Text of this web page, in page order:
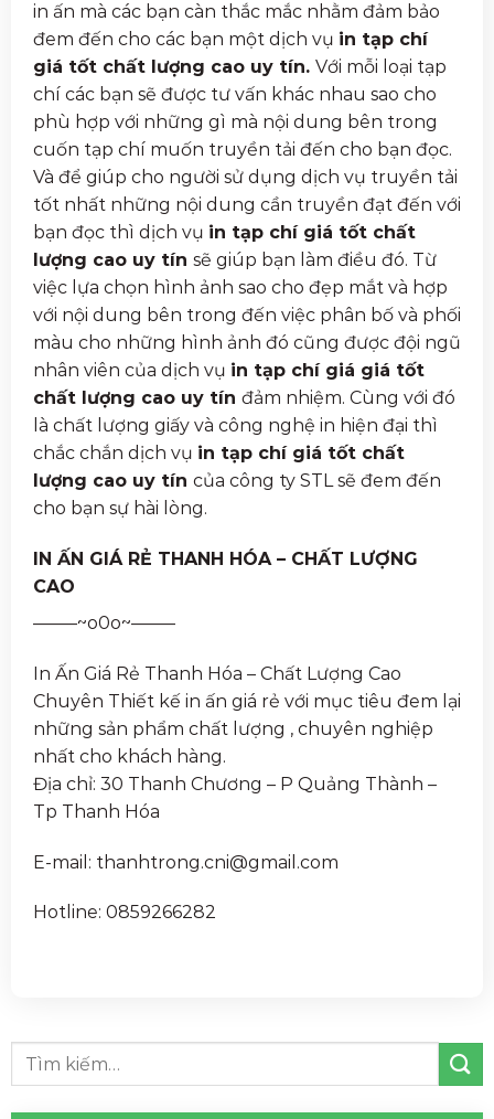
in ấn mà các bạn càn thắc mắc nhằm đảm bảo
đem đến cho các bạn một dịch vụ in tạp chí
giá tốt chất lượng cao uy tín. Với mỗi loại tạp
chí các bạn sẽ được tư vấn khác nhau sao cho
phù hợp với những gì mà nội dung bên trong
cuốn tạp chí muốn truyền tải đến cho bạn đọc.
Và để giúp cho người sử dụng dịch vụ truyền tải
tốt nhất những nội dung cần truyền đạt đến với
bạn đọc thì dịch vụ in tạp chí giá tốt chất
lượng cao uy tín sẽ giúp bạn làm điều đó. Từ
việc lựa chọn hình ảnh sao cho đẹp mắt và hợp
với nội dung bên trong đến việc phân bố và phối
màu cho những hình ảnh đó cũng được đội ngũ
nhân viên của dịch vụ in tạp chí giá giá tốt
chất lượng cao uy tín đảm nhiệm. Cùng với đó
là chất lượng giấy và công nghệ in hiện đại thì
chắc chắn dịch vụ in tạp chí giá tốt chất
lượng cao uy tín của công ty STL sẽ đem đến
cho bạn sự hài lòng.
IN ẤN GIÁ RẺ THANH HÓA – CHẤT LƯỢNG
CAO
——–~o0o~——–
In Ấn Giá Rẻ Thanh Hóa – Chất Lượng Cao
Chuyên Thiết kế in ấn giá rẻ với mục tiêu đem lại
những sản phẩm chất lượng , chuyên nghiệp
nhất cho khách hàng.
Địa chỉ: 30 Thanh Chương – P Quảng Thành –
Tp Thanh Hóa
E-mail: thanhtrong.cni@gmail.com
Hotline: 0859266282